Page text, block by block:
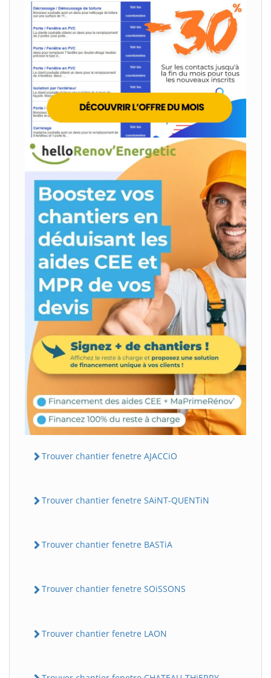
Trouver chantier fenetre AJACCiO
Trouver chantier fenetre SAiNT-QUENTiN
Trouver chantier fenetre BASTiA
Trouver chantier fenetre SOiSSONS
Trouver chantier fenetre LAON